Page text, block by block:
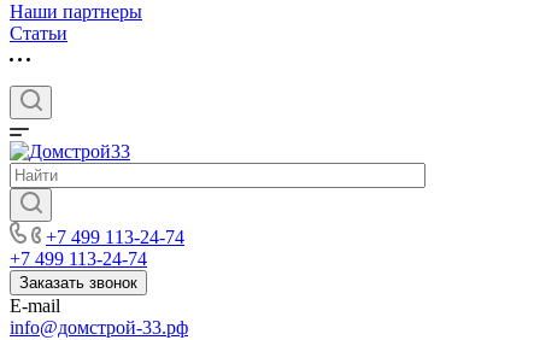
Наши партнеры
Статьи
+7 499 113-24-74
+7 499 113-24-74
Заказать звонок
E-mail
info@домстрой-33.рф